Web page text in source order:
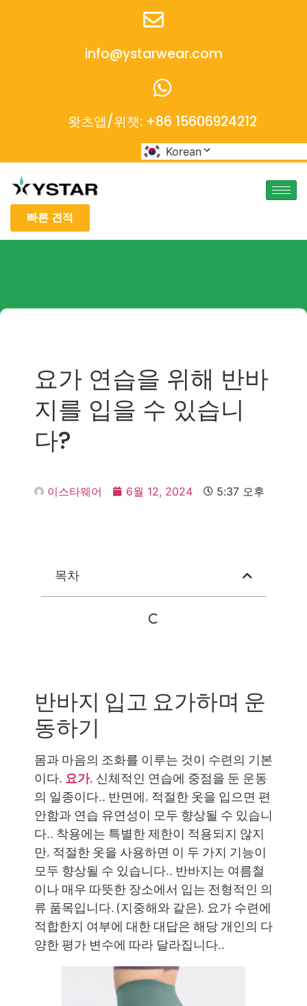
info@ystarwear.com
왓츠앱/위챗: +86 15606924212
Korean
빠른 견적
요가 연습을 위해 반바
지를 입을 수 있습니
다?
이스타웨어 6월 12, 2024 5:37 오후
목차
반바지 입고 요가하며 운
동하기
몸과 마음의 조화를 이루는 것이 수련의 기본
이다. 요가, 신체적인 연습에 중점을 둔 운동
의 일종이다.. 반면에, 적절한 옷을 입으면 편
안함과 연습 유연성이 모두 향상될 수 있습니
다.. 착용에는 특별한 제한이 적용되지 않지
만, 적절한 옷을 사용하면 이 두 가지 기능이
모두 향상될 수 있습니다.. 반바지는 여름철
이나 매우 따뜻한 장소에서 입는 전형적인 의
류 품목입니다. (지중해와 같은). 요가 수련에
적합한지 여부에 대한 대답은 해당 개인의 다
양한 평가 변수에 따라 달라집니다..